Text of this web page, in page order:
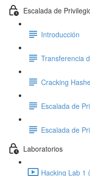
Escalada de
Introducción
Transferencia
Cracking
Escalada de
Escalada de
Laboratorios
Hacking Lab 1